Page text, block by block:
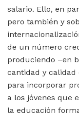
salario. Ello, en
pero también y
de un número
produciendo –en
cantidad y calidad
para incorporar
a los jóvenes que
la educación